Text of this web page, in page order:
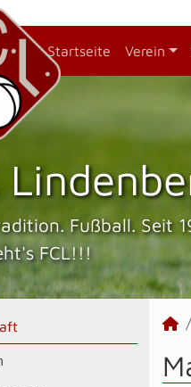
Startseite Verein
Fußball. Seit
FCL!!!